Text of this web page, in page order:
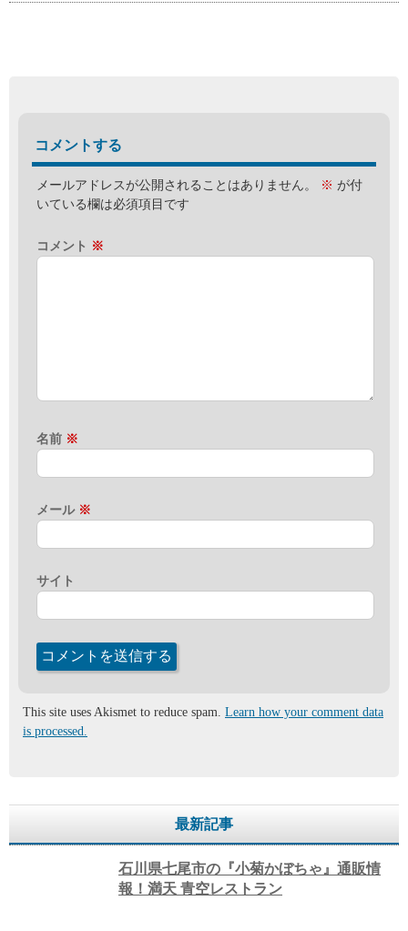
コメントする
メールアドレスが公開されることはありません。 ※ が付
いている欄は必須項目です
コメント ※
名前 ※
メール ※
サイト
This site uses Akismet to reduce spam. Learn how your comment data
is processed.
最新記事
石川県七尾市の『小菊かぼちゃ』通販情
報！満天 青空レストラン